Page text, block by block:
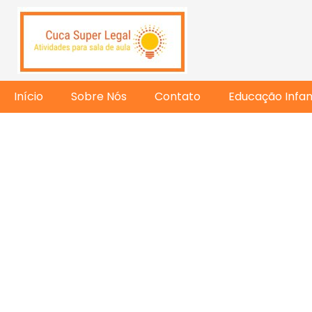
Início Sobre Nós Contato Educação